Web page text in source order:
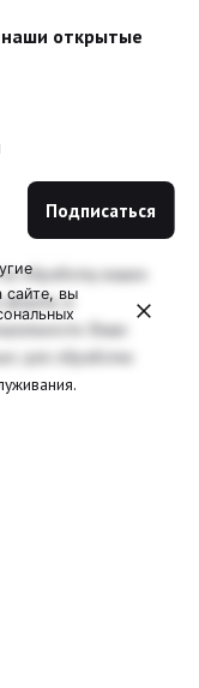
открытые
обработку ваших
форме, в
Ваши
для обработки
сайте, вы